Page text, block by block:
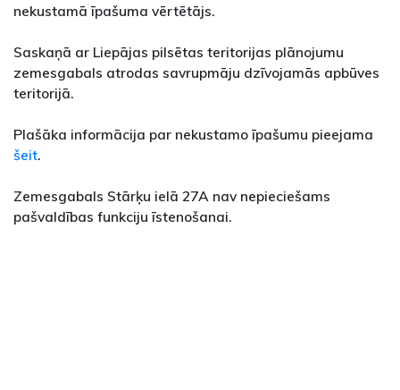
nekustamā īpašuma vērtētājs.
Saskaņā ar Liepājas pilsētas teritorijas plānojumu
zemesgabals atrodas savrupmāju dzīvojamās apbūves
teritorijā.
Plašāka informācija par nekustamo īpašumu pieejama
šeit.
Zemesgabals Stārķu ielā 27A nav nepieciešams
pašvaldības funkciju īstenošanai.